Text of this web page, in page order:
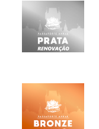
INFO
INFO